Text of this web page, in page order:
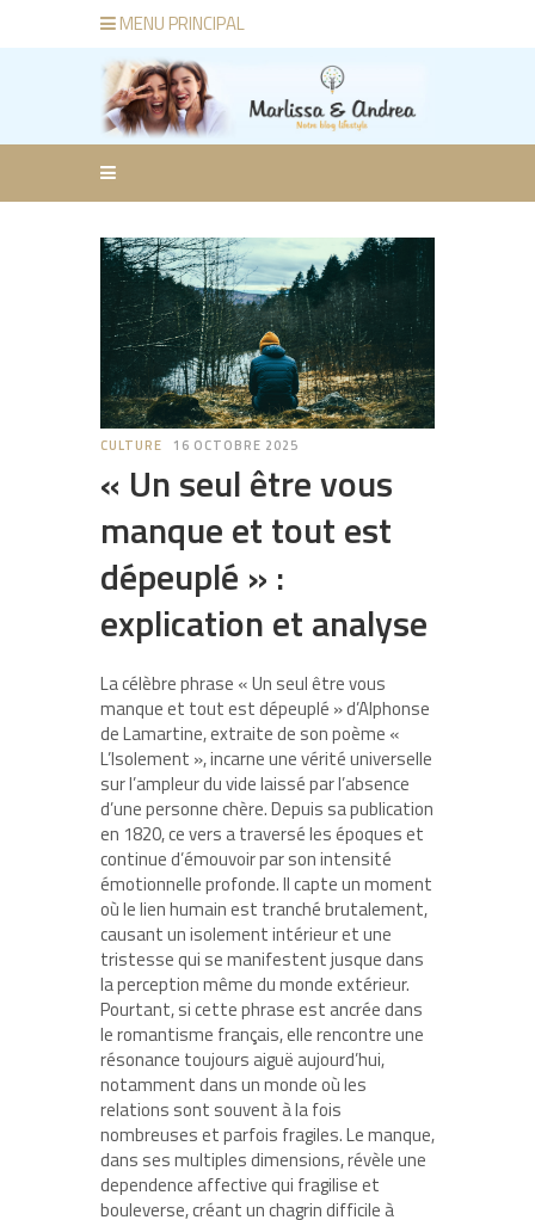
MENU PRINCIPAL
CULTURE 16 OCTOBRE 2025
« Un seul être vous
manque et tout est
dépeuplé » :
explication et analyse
La célèbre phrase « Un seul être vous
manque et tout est dépeuplé » d’Alphonse
de Lamartine, extraite de son poème «
L’Isolement », incarne une vérité universelle
sur l’ampleur du vide laissé par l’absence
d’une personne chère. Depuis sa publication
en 1820, ce vers a traversé les époques et
continue d’émouvoir par son intensité
émotionnelle profonde. Il capte un moment
où le lien humain est tranché brutalement,
causant un isolement intérieur et une
tristesse qui se manifestent jusque dans
la perception même du monde extérieur.
Pourtant, si cette phrase est ancrée dans
le romantisme français, elle rencontre une
résonance toujours aiguë aujourd’hui,
notamment dans un monde où les
relations sont souvent à la fois
nombreuses et parfois fragiles. Le manque,
dans ses multiples dimensions, révèle une
dependence affective qui fragilise et
bouleverse, créant un chagrin difficile à